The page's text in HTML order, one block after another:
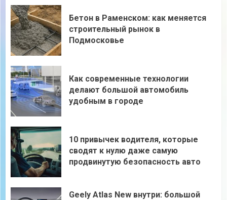
Бетон в Раменском: как меняется
строительный рынок в
Подмосковье
Как современные технологии
делают большой автомобиль
удобным в городе
10 привычек водителя, которые
сводят к нулю даже самую
продвинутую безопасность авто
Geely Atlas New внутри: большой